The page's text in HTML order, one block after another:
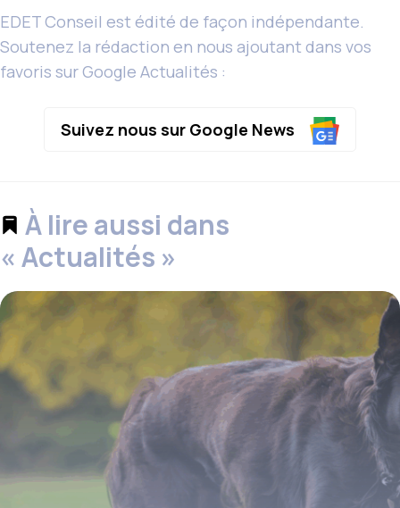
EDET Conseil est édité de façon indépendante.
Soutenez la rédaction en nous ajoutant dans vos
favoris sur Google Actualités :
Suivez nous sur Google News
À lire aussi dans
« Actualités »